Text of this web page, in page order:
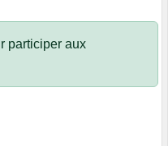
participer aux